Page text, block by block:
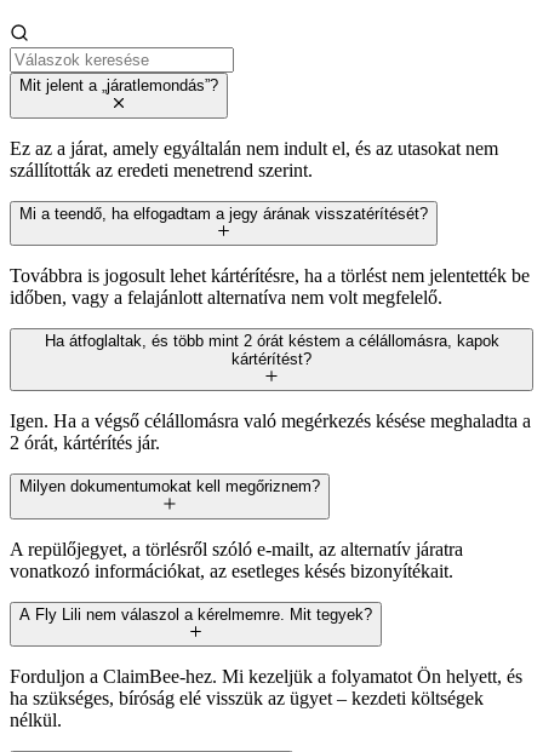
Mit jelent a „járatlemondás”?
Ez az a járat, amely egyáltalán nem indult el, és az utasokat nem
szállították az eredeti menetrend szerint.
Mi a teendő, ha elfogadtam a jegy árának visszatérítését?
Továbbra is jogosult lehet kártérítésre, ha a törlést nem jelentették be
időben, vagy a felajánlott alternatíva nem volt megfelelő.
Ha átfoglaltak, és több mint 2 órát késtem a célállomásra, kapok
kártérítést?
Igen. Ha a végső célállomásra való megérkezés késése meghaladta a
2 órát, kártérítés jár.
Milyen dokumentumokat kell megőriznem?
A repülőjegyet, a törlésről szóló e-mailt, az alternatív járatra
vonatkozó információkat, az esetleges késés bizonyítékait.
A Fly Lili nem válaszol a kérelmemre. Mit tegyek?
Forduljon a ClaimBee-hez. Mi kezeljük a folyamatot Ön helyett, és
ha szükséges, bíróság elé visszük az ügyet – kezdeti költségek
nélkül.